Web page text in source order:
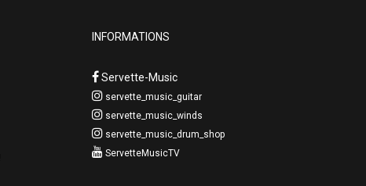
INFORMATIONS
Servette-Music
servette_music_guitar
servette_music_winds
servette_music_drum_shop
ServetteMusicTV